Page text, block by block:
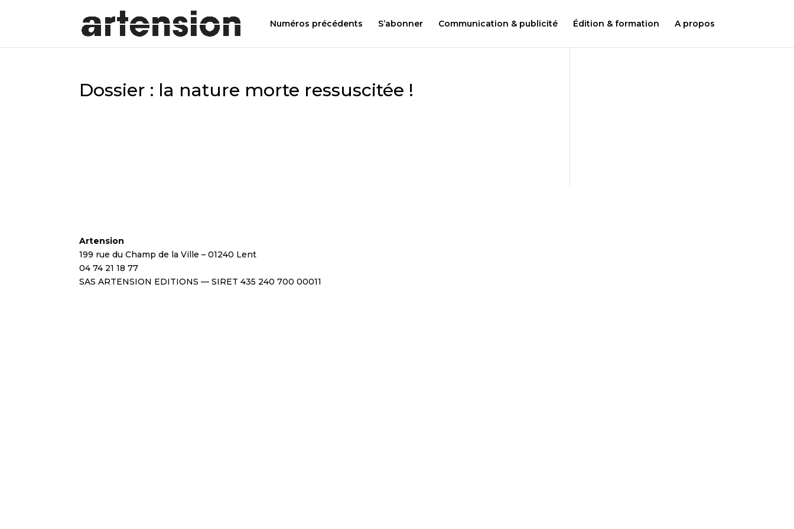
Numéros précédents S’abonner Communication & publicité Édition & formation A propos
Dossier : la nature morte ressuscitée !
Artension
199 rue du Champ de la Ville – 01240 Lent
04 74 21 18 77
SAS ARTENSION EDITIONS — SIRET 435 240 700 00011